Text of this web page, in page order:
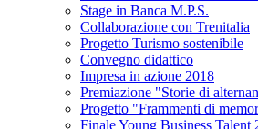
Stage in Banca M.P.S.
Collaborazione con Trenitalia
Progetto Turismo sostenibile
Convegno didattico
Impresa in azione 2018
Premiazione "Storie di
Progetto "Frammenti di
Finale Young Business Talent